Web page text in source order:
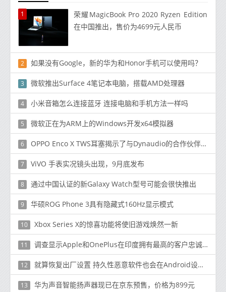
1
荣耀MagicBook Pro 2020 Ryzen Edition
在中国推出，售价为4699元人民币
2 如果没有Google，新的华为和Honor手机可以使用吗？
3 微软推出Surface 4笔记本电脑，搭载AMD处理器
4 小米音箱怎么连接蓝牙 连接电脑和手机方法一样吗
5 微软正在为ARM上的Windows开发x64模拟器
6 OPPO Enco X TWS耳塞揭示了与Dynaudio的合作伙伴关系
7 ViVO 手表实况镜头出现，9月底发布
8 通过中国认证的新Galaxy Watch型号可能会很快推出
9 华硕ROG Phone 3具有隐藏式160Hz显示模式
10 Xbox Series X的惊喜功能将使旧游戏焕然一新
11 调查显示Apple和OnePlus在印度拥有最高的客户忠诚度
12 就算恢复出厂设置 持久性恶意软件也会在Android设备上自行重新安装
13 华为声音智能扬声器现已在京东预售，价格为899元